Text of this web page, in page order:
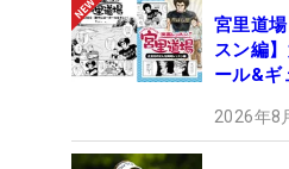
宮里道
スン編
ール&ギ
2026年8